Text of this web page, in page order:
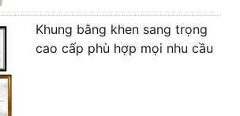
Khung bằng khen sang trọng
cao cấp phù hợp mọi nhu cầu